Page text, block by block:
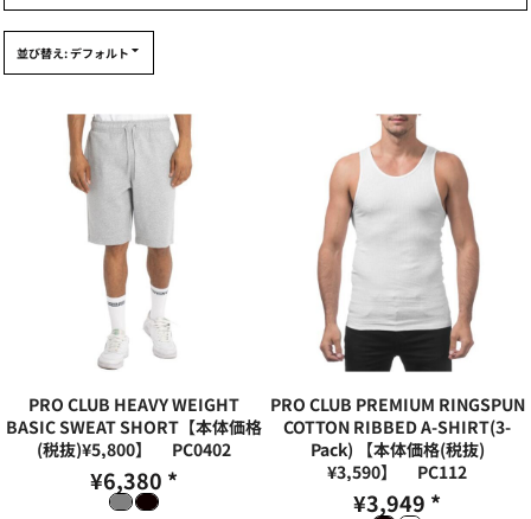
並び替え: デフォルト
PRO CLUB HEAVY WEIGHT
BASIC SWEAT SHORT【本体価格
(税抜)¥5,800】
PC0402
¥6,380 *
PRO CLUB PREMIUM RINGSPUN
COTTON RIBBED A-SHIRT(3-
Pack) 【本体価格(税抜)
¥3,590】
PC112
¥3,949 *